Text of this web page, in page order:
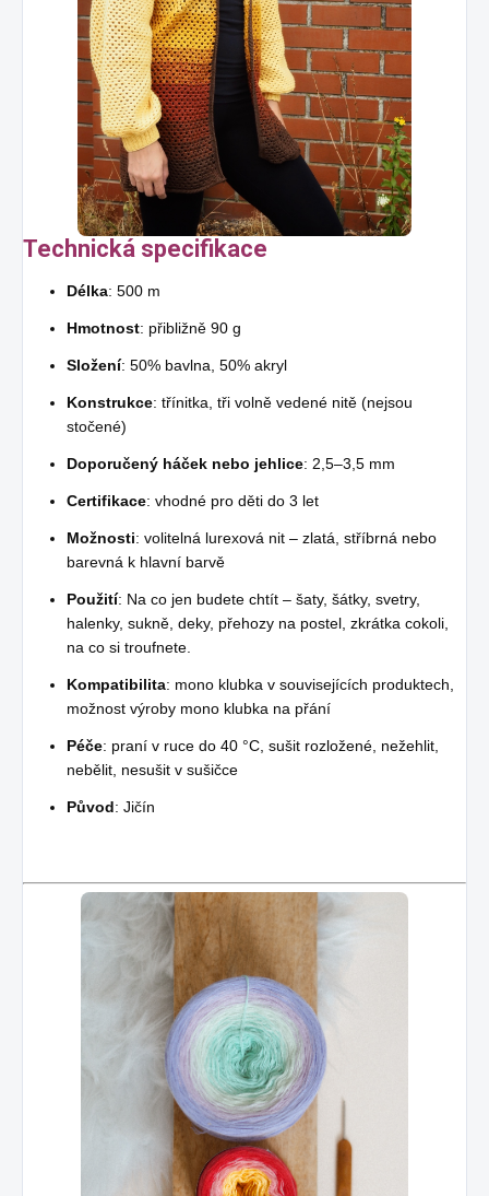
Technická specifikace
Délka: 500 m
Hmotnost: přibližně 90 g
Složení: 50% bavlna, 50% akryl
Konstrukce: třínitka, tři volně vedené nitě (nejsou
stočené)
Doporučený háček nebo jehlice: 2,5–3,5 mm
Certifikace: vhodné pro děti do 3 let
Možnosti: volitelná lurexová nit – zlatá, stříbrná nebo
barevná k hlavní barvě
Použití: Na co jen budete chtít – šaty, šátky, svetry,
halenky, sukně, deky, přehozy na postel, zkrátka cokoli,
na co si troufnete.
Kompatibilita: mono klubka v souvisejících produktech,
možnost výroby mono klubka na přání
Péče: praní v ruce do 40 °C, sušit rozložené, nežehlit,
nebělit, nesušit v sušičce
Původ: Jičín